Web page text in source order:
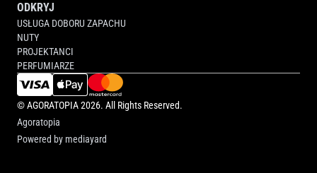
ODKRYJ
USŁUGA DOBORU ZAPACHU
NUTY
PROJEKTANCI
PERFUMIARZE
©AGORATOPIA2026. All Rights Reserved.
Agoratopia
Powered by mediayard